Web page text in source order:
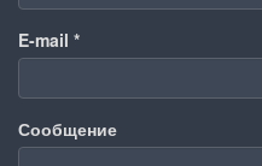
E-mail *
Сообщение